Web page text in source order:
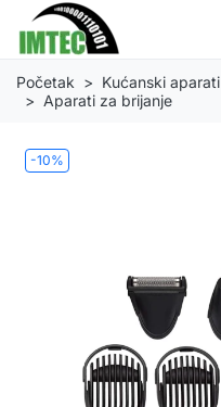
Početak Kućanski aparati
Aparati za brijanje
-10%